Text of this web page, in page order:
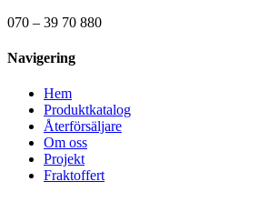
070 – 39 70 880
Navigering
Hem
Produktkatalog
Återförsäljare
Om oss
Projekt
Fraktoffert